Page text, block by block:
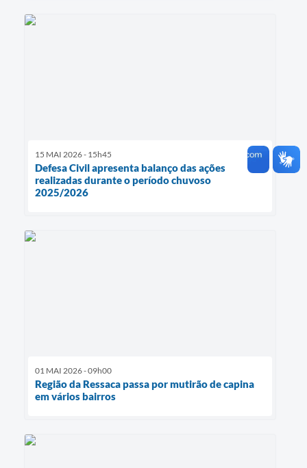
15 MAI 2026 - 15h45
Defesa Civil apresenta balanço das ações
realizadas durante o período chuvoso
2025/2026
01 MAI 2026 - 09h00
Região da Ressaca passa por mutirão de capina
em vários bairros